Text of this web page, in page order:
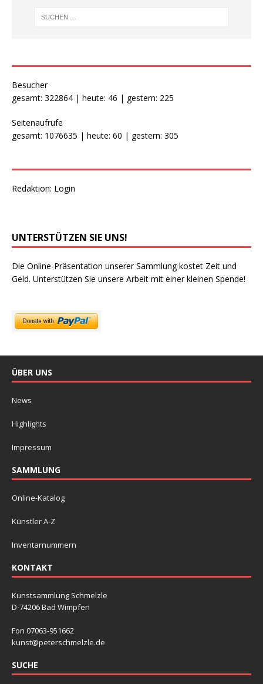
Besucher
gesamt: 322864 | heute: 46 | gestern: 225
Seitenaufrufe
gesamt: 1076635 | heute: 60 | gestern: 305
Redaktion: Login
UNTERSTÜTZEN SIE UNS!
Die Online-Präsentation unserer Sammlung kostet Zeit und
Geld. Unterstützen Sie unsere Arbeit mit einer kleinen Spende!
ÜBER UNS
News
Highlights
Impressum
SAMMLUNG
Online-Katalog
Künstler A-Z
Inventarnummern
KONTAKT
Kunstsammlung Schmelzle
D-74206 Bad Wimpfen
Fon 07063-951662
kunst@peterschmelzle.de
SUCHE